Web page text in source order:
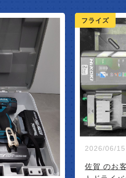
ーキ インパク
フライズ 鳥